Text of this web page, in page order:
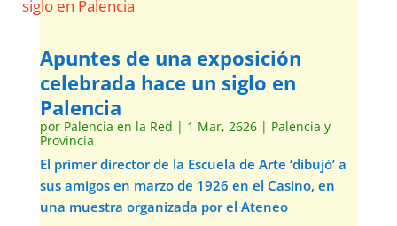
Apuntes de una exposición
celebrada hace un siglo en
Palencia
por Palencia en la Red | 1 Mar, 2626| Palencia y
Provincia
El primer director de la Escuela de Arte ‘dibujó’ a
sus amigos en marzo de 1926 en el Casino, en
una muestra organizada por el Ateneo